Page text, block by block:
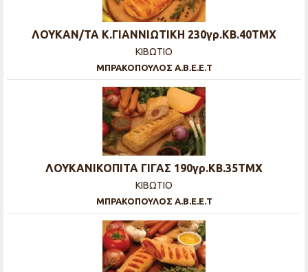
ΛΟΥΚΑΝ/ΤΑ Κ.ΓΙΑΝΝΙΩΤΙΚΗ 230γρ.ΚΒ.40ΤΜΧ
ΚΙΒΩΤΙΟ
ΜΠΡΑΚΟΠΟΥΛΟΣ Α.Β.Ε.Ε.Τ
ΛΟΥΚΑΝΙΚΟΠΙΤΑ ΓΙΓΑΣ 190γρ.ΚΒ.35ΤΜΧ
ΚΙΒΩΤΙΟ
ΜΠΡΑΚΟΠΟΥΛΟΣ Α.Β.Ε.Ε.Τ